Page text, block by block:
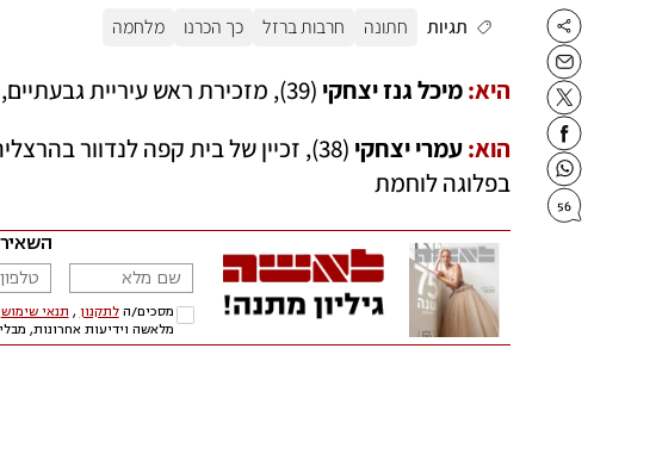
56
תגיות חתונה חרבות ברזל כך הכרנו מלחמה
היא:מיכל גנז יצחקי (39), מזכירת ראש עיריית גבעתיים, אמא לשירה בת השמונה וחצי
הוא:עמרי יצחקי
בפלוגה לוחמת